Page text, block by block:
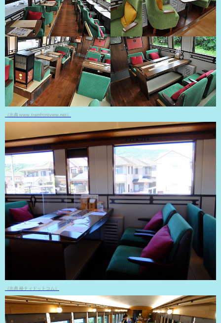
（出典 www.trainfrontview.net）
（出典 椿ティドットコム）